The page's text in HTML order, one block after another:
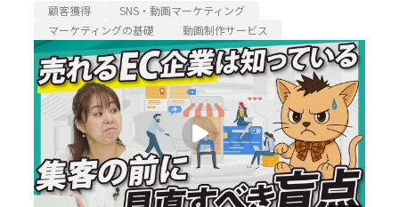
顧客獲得
SNS・動画マーケティング
マーケティングの基礎
動画制作サービス